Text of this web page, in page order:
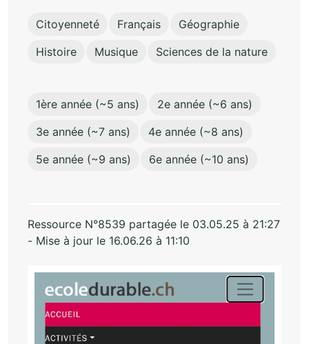
Citoyenneté Français
Géographie
Histoire
Musique Sciences de la nature
1ère année (~5 ans)
2e année (~6 ans)
3e année (~7 ans)
4e année (~8 ans)
5e année (~9 ans)
6e année (~10 ans)
Ressource N°8539 partagée le 03.05.25 à 21:27
- Mise à jour le 16.06.26 à 11:10